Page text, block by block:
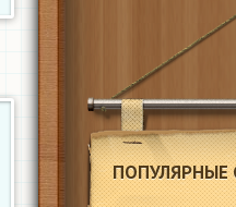
ПОПУЛЯРНЫЕ